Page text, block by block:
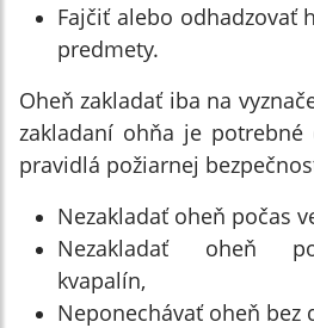
Fajčiť alebo odhadzovať
predmety.
Oheň zakladať iba na
zakladaní ohňa je potrebné
pravidlá požiarnej
Nezakladať oheň počas
Nezakladať oheň
kvapalín,
Neponechávať oheň bez